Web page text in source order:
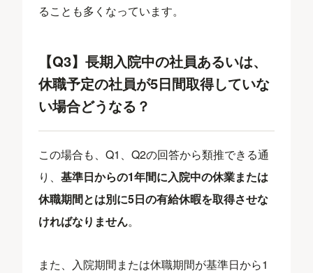
ることも多くなっています。
【Q3】長期入院中の社員あるいは、
休職予定の社員が5日間取得していな
い場合どうなる？
この場合も、Q1、Q2の回答から類推できる通
り、基準日からの1年間に入院中の休業または
休職期間とは別に5日の有給休暇を取得させな
ければなりません。
また、入院期間または休職期間が基準日から1